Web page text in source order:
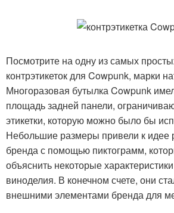
Посмотрите на одну из самых
контрэтикеток для Cowpunk, марки
Многоразовая бутылка Cowpunk
площадь задней панели,
этикетки, которую можно было бы
Небольшие размеры привели к идее
бренда с помощью пиктограмм,
объяснить некоторые
виноделия. В конечном счете, они
внешними элементами бренда для